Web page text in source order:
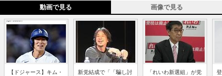
動画で見る 画像で見る
【ドジャース】キム・
新党結成で「「騙し討
「れいわ新選組」が党